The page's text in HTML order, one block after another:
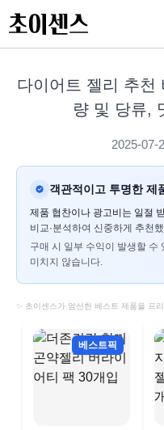
다이어트 젤리 추천
량 및 당류,
2025-07-
객관적이고 투명한 제
제품 협찬이나 광고비는 일절
비교·분석하여 신중하게 추천
구매 시 일부 수익이 발생할 수
미치지 않습니다.
✨ 초이센스가 엄선한 베스트 제품을 프
베스트픽